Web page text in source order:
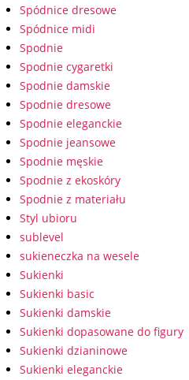
Spódnice dresowe
Spódnice midi
Spodnie
Spodnie cygaretki
Spodnie damskie
Spodnie dresowe
Spodnie eleganckie
Spodnie jeansowe
Spodnie męskie
Spodnie z ekoskóry
Spodnie z materiału
Styl ubioru
sublevel
sukieneczka na wesele
Sukienki
Sukienki basic
Sukienki damskie
Sukienki dopasowane do figury
Sukienki dzianinowe
Sukienki eleganckie